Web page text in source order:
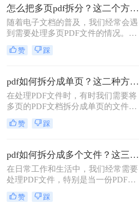
面，我将详细介绍怎么把一个大的pdf
拆分。
怎么把多页pdf拆分？这二个方法教你轻松拆分！
随着电子文档的普及，我们经常会遇
到需要处理多页PDF文件的情况。无
论是为了方便阅读或编辑，还是为了
分发文件，拆分PDF文件都是一个很
分呢？在本文中，我们将介绍一些简
单而有效的方法，帮助你快速拆分多
页PDF文件。
赞 踩
pdf如何拆分成单页？这二种方法可以有效解决你的问题！
在处理PDF文件时，有时我们需要将
多页的PDF文档拆分成单页的文件，
以便于单独查看、编辑或分享。那么
PDF如何拆分成单页呢？下面将详细
成单页文件。
赞 踩
pdf如何拆分成多个文件？这三种方法教你轻松拆分！
在日常工作和生活中，我们经常需要
处理PDF文件，特别是当一份PDF文
件内容过多，需要拆分成多个文件以
便分享、打印或存储时。本文将详细
赞 踩